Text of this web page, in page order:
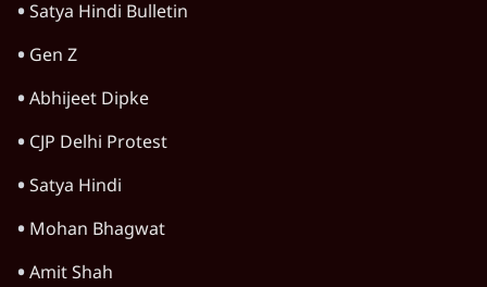
Satya Hindi Bulletin
Gen Z
Abhijeet Dipke
CJP Delhi Protest
Satya Hindi
Mohan Bhagwat
Amit Shah